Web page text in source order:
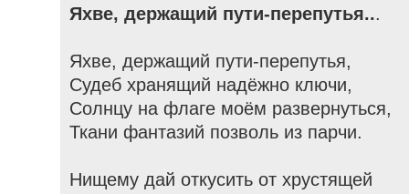
Яхве, держащий пути-перепутья...
Яхве, держащий пути-перепутья,
Судеб хранящий надёжно ключи,
Солнцу на флаге моём развернуться,
Ткани фантазий позволь из парчи.
Нищему дай откусить от хрустящей